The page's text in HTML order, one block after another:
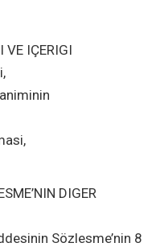
VE IÇERIGI
DIGER
Sözlesme’nin 8